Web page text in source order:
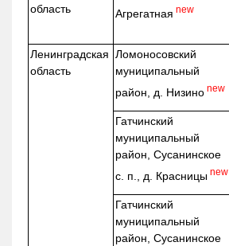
область
Агрегатная new
Ленинградская
область
Ломоносовский
муниципальный
район, д. Низино new
Гатчинский
муниципальный
район, Сусанинское
с. п., д. Красницы new
Гатчинский
муниципальный
район, Сусанинское